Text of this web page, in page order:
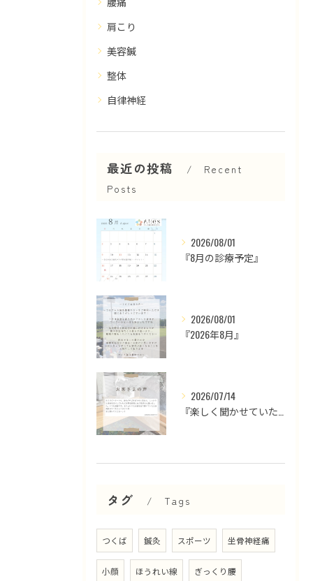
肩こり
美容鍼
整体
自律神経
最近の投稿
Recent
Posts
2026/08/01
『8月の診療予定』
2026/08/01
『2026年8月』
2026/07/14
タグ Tags
つくば 鍼灸 スポーツ 坐骨神経痛
小顔 ほうれい線 ぎっくり腰